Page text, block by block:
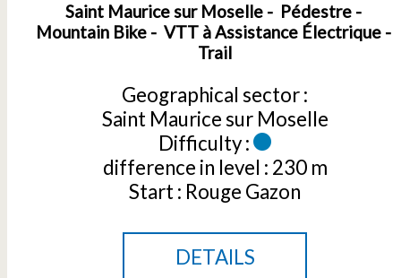
Saint Maurice sur Moselle
Pédestre
Mountain Bike
VTT à Assistance Électrique
Trail
Geographical sector :
Saint Maurice sur Moselle
Difficulty :
difference in level : 230 m
Start : Rouge Gazon
DETAILS